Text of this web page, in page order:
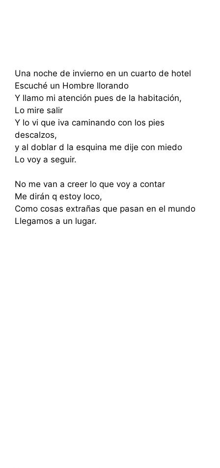
Una noche de invierno en un cuarto de hotel
Escuché un Hombre llorando
Y llamo mi atención pues de la habitación,
Lo mire salir
Y lo vi que iva caminando con los pies
descalzos,
y al doblar d la esquina me dije con miedo
Lo voy a seguir.
No me van a creer lo que voy a contar
Me dirán q estoy loco,
Como cosas extrañas que pasan en el mundo
Llegamos a un lugar.